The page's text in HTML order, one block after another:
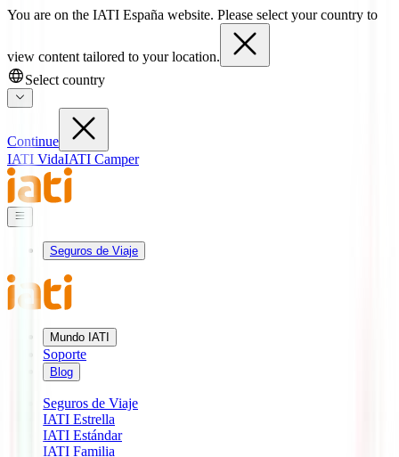
You are on the IATI España website. Please select your country to
view content tailored to your location.
Select country
Continue
IATI VidaIATI Camper
Seguros de Viaje
Mundo IATI
Soporte
Blog
Seguros de Viaje
IATI Estrella
IATI Estándar
IATI Familia